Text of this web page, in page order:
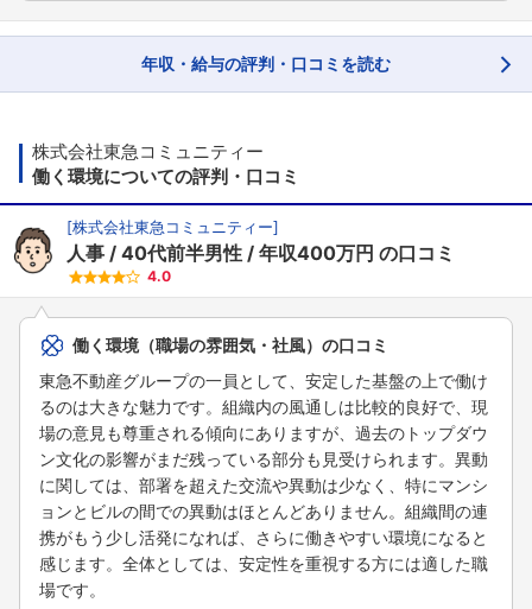
年収・給与の評判・口コミを読む
株式会社東急コミュニティー
働く環境についての評判・口コミ
[株式会社東急コミュニティー]
人事 40代前半男性 年収400万円 の口コミ
4.0
働く環境（職場の雰囲気・社風）の口コミ
東急不動産グループの一員として、安定した基盤の上で働け
るのは大きな魅力です。組織内の風通しは比較的良好で、現
場の意見も尊重される傾向にありますが、過去のトップダウ
ン文化の影響がまだ残っている部分も見受けられます。異動
に関しては、部署を超えた交流や異動は少なく、特にマンシ
ョンとビルの間での異動はほとんどありません。組織間の連
携がもう少し活発になれば、さらに働きやすい環境になると
感じます。全体としては、安定性を重視する方には適した職
場です。